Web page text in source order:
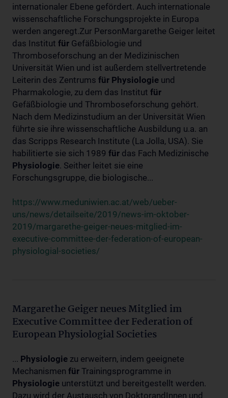
internationaler Ebene gefördert. Auch internationale
wissenschaftliche Forschungsprojekte in Europa
werden angeregt.Zur PersonMargarethe Geiger leitet
das Institut für Gefäßbiologie und
Thromboseforschung an der Medizinischen
Universität Wien und ist außerdem stellvertretende
Leiterin des Zentrums für Physiologie und
Pharmakologie, zu dem das Institut für
Gefäßbiologie und Thromboseforschung gehört.
Nach dem Medizinstudium an der Universität Wien
führte sie ihre wissenschaftliche Ausbildung u.a. an
das Scripps Research Institute (La Jolla, USA). Sie
habilitierte sie sich 1989 für das Fach Medizinische
Physiologie. Seither leitet sie eine
Forschungsgruppe, die biologische...
https://www.meduniwien.ac.at/web/ueber-
uns/news/detailseite/2019/news-im-oktober-
2019/margarethe-geiger-neues-mitglied-im-
executive-committee-der-federation-of-european-
physiologial-societies/
Margarethe Geiger neues Mitglied im
Executive Committee der Federation of
European Physiologial Societies
... Physiologie zu erweitern, indem geeignete
Mechanismen für Trainingsprogramme in
Physiologie unterstützt und bereitgestellt werden.
Dazu wird der Austausch von DoktorandInnen und